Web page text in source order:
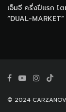
เอ็มจี ครึ่งปีแรก โ
“DUAL-
© 2024